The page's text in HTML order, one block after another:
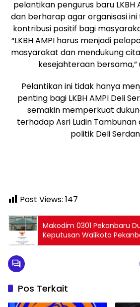
pelantikan pengurus baru LKBH
dan berharap agar organisasi
kontribusi positif bagi
“LKBH AMPI harus menjadi
masyarakat dan mendukung
kesejahteraan bersama,”
Pelantikan ini tidak hanya
penting bagi LKBH AMPI Deli
semakin memperkuat
terhadap Asri Ludin
politik Deli
Post Views: 147
Makodim 0301 Pekanbaru
Keputusan Walikota
Kepentingan Bersama
Pos Terkait